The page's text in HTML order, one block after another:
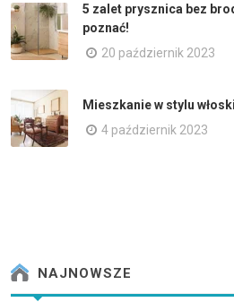
5 zalet prysznica bez
poznać!
20 październik 2023
Mieszkanie w stylu
4 październik 2023
NAJNOWSZE